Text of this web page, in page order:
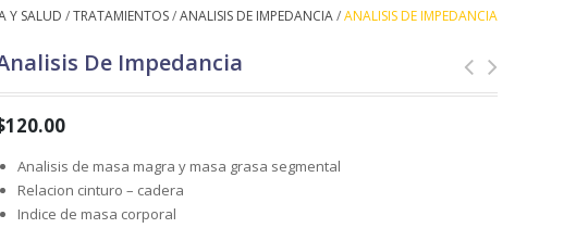
Y SALUD /TRATAMIENTOS/ANALISIS DE IMPEDANCIA/ANALISIS DE IMPEDANCIA
De Impedancia
120.00
Analisis de masa magra y masa grasa segmental
Relacion cinturo – cadera
Indice de masa corporal